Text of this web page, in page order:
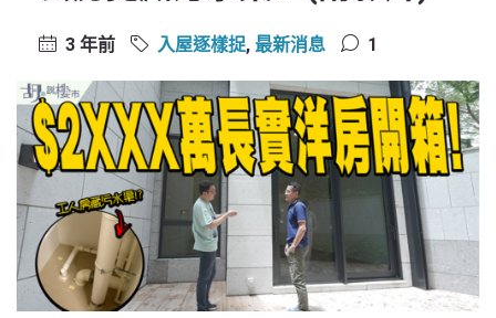
3 年前 入屋逐樣捉, 最新消息 1